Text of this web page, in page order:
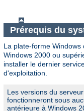
Prérequis du
La plate-forme
Windows 2000 ou
installer le dernier
d'exploitation.
Les versions du
fonctionneront sous
antérieure à Windows